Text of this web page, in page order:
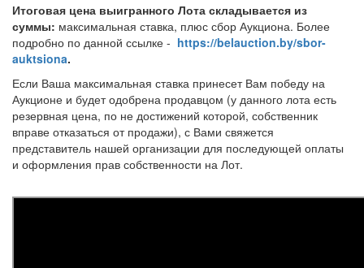
Итоговая цена выигранного Лота складывается из
суммы: максимальная ставка, плюс сбор Аукциона. Более
подробно по данной ссылке - https://belauction.by/sbor-
auktsiona.
Если Ваша максимальная ставка принесет Вам победу на
Аукционе и будет одобрена продавцом (у данного лота есть
резервная цена, по не достижений которой, собственник
вправе отказаться от продажи), с Вами свяжется
представитель нашей организации для последующей оплаты
и оформления прав собственности на Лот.